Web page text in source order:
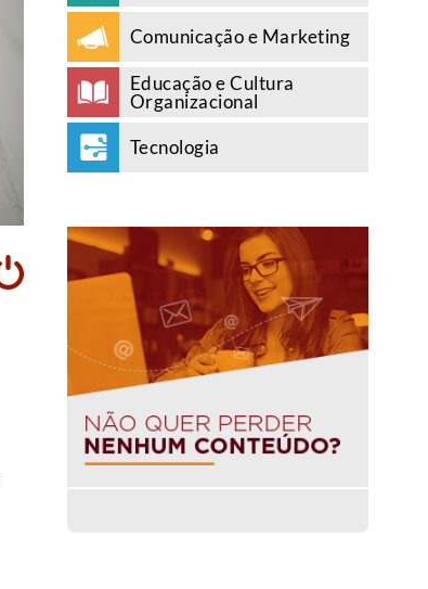
Comunicação e Marketing
Educação e Cultura
Organizacional
Tecnologia